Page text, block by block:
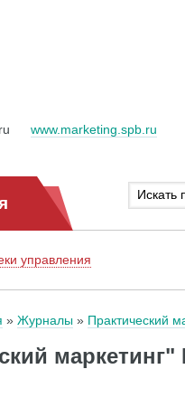
www.marketing.spb.ru
управления
Журналы Практический